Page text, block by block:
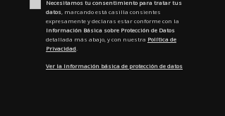
Necesitamos tu consentimiento para tratar tus
datos, marcando está casilla consientes
expresamente y declaras estar conforme con la
Información Básica sobre Protección de Datos
detallada más abajo, y con nuestra Política de
Privacidad.
Ver la Información básica de protección de datos